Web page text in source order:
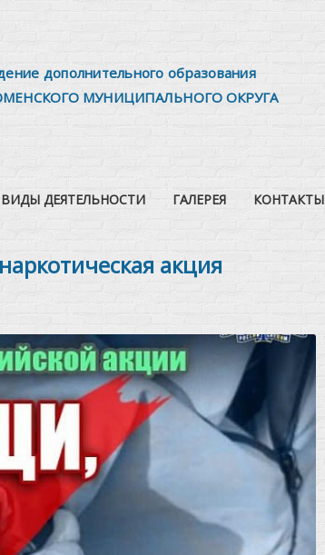
дополнительного образования
МУНИЦИПАЛЬНОГО ОКРУГА
ВИДЫ ДЕЯТЕЛЬНОСТИ ГАЛЕРЕЯ КОНТАКТЫ
акция